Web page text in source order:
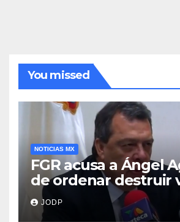
You missed
NOTICIAS MX
FGR acusa a Ángel
de ordenar destruir
clave del caso
JODP